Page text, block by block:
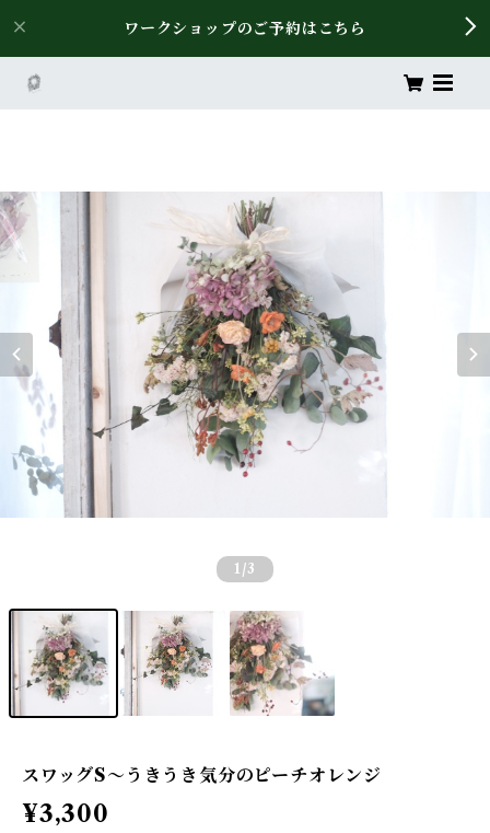
ワークショップのご予約はこちら
1 /3
スワッグS〜うきうき気分のピーチオレンジ
¥3,300